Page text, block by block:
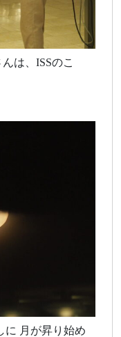
は、ISSのこ
に 月が昇り始め